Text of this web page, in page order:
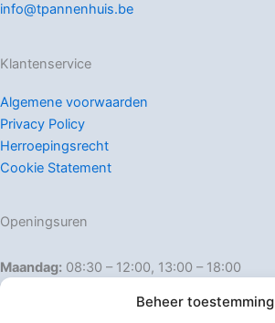
Beheer toestemming
info@tpannenhuis.be
Klantenservice
Algemene voorwaarden
Privacy Policy
Herroepingsrecht
Cookie Statement
Openingsuren
Maandag: 08:30 – 12:00, 13:00 – 18:00
Dinsdag:
08:30 – 12:00, 13:00 – 18:00